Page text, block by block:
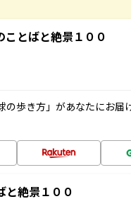
とばと絶景１００
歩き方」があなたにお届
と絶景１００